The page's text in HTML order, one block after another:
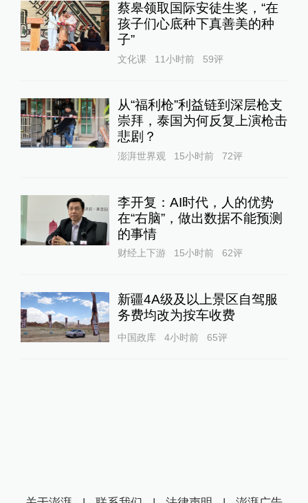
蔡皋领取国际安徒生奖，“在
孩子们心底种下真善美的种
子”
文化课 11小时前 59评
从“福利枪”利益链到深层枪支
崇拜，泰国为何反复上演枪击
悲剧？
澎湃世界观 15小时前 72评
李开复：AI时代，人的优势
在“右脑”，做出数据不能预测
的事情
财经上下游 15小时前 62评
新疆4A级及以上景区自驾服
务费均改为按车收费
中国政库 4小时前 65评